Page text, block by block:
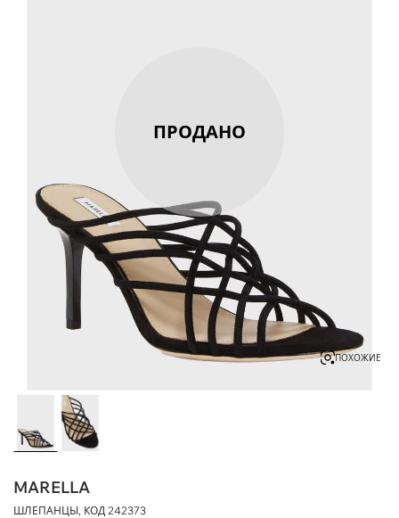
ПОХОЖИЕ
ПРОДАНО
MARELLA
ШЛЕПАНЦЫ, КОД 242373